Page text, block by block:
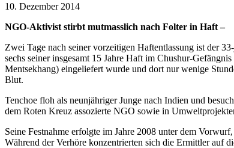
10. Dezember 2014
NGO-Aktivist stirbt mutmasslich nach Folter in Haft –
Zwei Tage nach seiner vorzeitigen Haftentlassung ist der
sechs seiner insgesamt 15 Jahre Haft im Chushur-
Mentsekhang) eingeliefert wurde und dort nur wenige
Blut.
Tenchoe floh als neunjähriger Junge nach Indien und
dem Roten Kreuz assozierte NGO sowie in
Seine Festnahme erfolgte im Jahre 2008 unter dem
Während der Verhöre konzentrierten sich die Ermittler auf